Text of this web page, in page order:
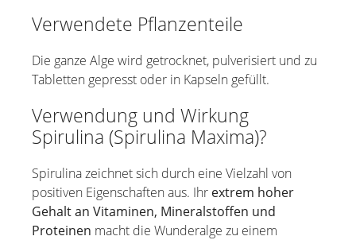
Rosskastanie
Rotes Weinlaub
Sacha Inchi Öl
Salbei
Salz vom Toten Meer
Sanddorn / Sanddornfruchtfleischöl
Sandelholz
Schwarzkümmelöl
Spirulina
Verwendete Pflanzenteile
Die ganze Alge wird getrocknet, pulverisiert und zu
Tabletten gepresst oder in Kapseln gefüllt.
Verwendung und Wirkung
Spirulina (Spirulina Maxima)?
Spirulina zeichnet sich durch eine Vielzahl von
positiven Eigenschaften aus. Ihr extrem hoher
Gehalt an Vitaminen, Mineralstoffen und
Proteinen macht die Wunderalge zu einem